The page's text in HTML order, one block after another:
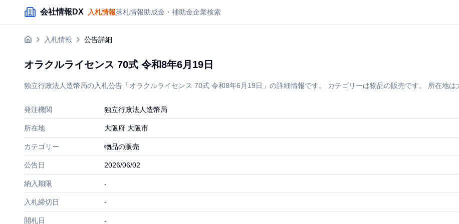
メインコンテンツにスキップ
会社情報DX 入札情報落札情報助成金・補助金企業検索
入札情報 公告詳細
オラクルライセンス 70式 令和8年6月19日
独立行政法人造幣局の入札公告「オラクルライセンス 70式 令和8年6月19日」の詳細情報です。 カテゴリーは物品の販売です。 所在地は
発注機関 独立行政法人造幣局
所在地 大阪府 大阪市
カテゴリー 物品の販売
公告日 2026/06/02
納入期限 -
入札締切日 -
開札日 -